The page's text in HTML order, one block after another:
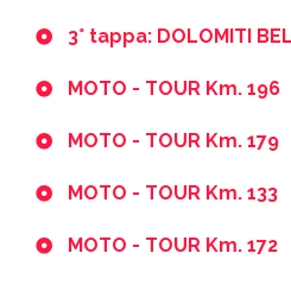
3° tappa: DOLOMITI
MOTO - TOUR Km. 196
MOTO - TOUR Km. 179
MOTO - TOUR Km. 133
MOTO - TOUR Km. 172